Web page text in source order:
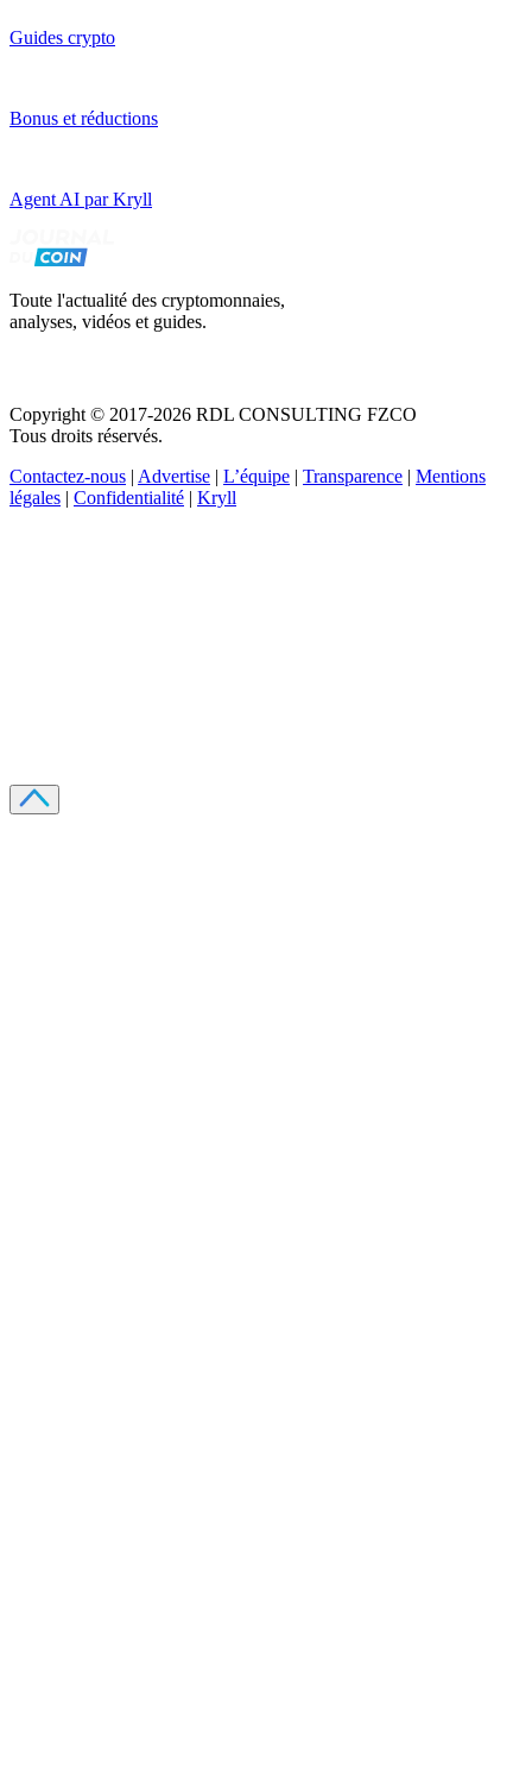
Guides crypto
Bonus et réductions
Agent AI par Kryll
Toute l'actualité des cryptomonnaies,
analyses, vidéos et guides.
Copyright © 2017-2026 RDL CONSULTING FZCO
Tous droits réservés.
Contactez-nous | Advertise | L’équipe | Transparence | Mentions
légales | Confidentialité | Kryll